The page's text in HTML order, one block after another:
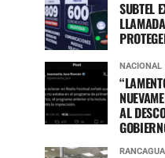
SUBTEL
NACIONAL
AL
RANCAGUA